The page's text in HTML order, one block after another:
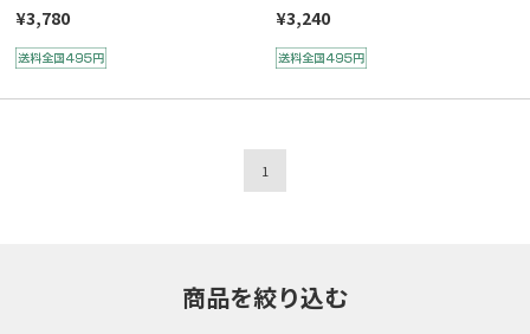
¥3,780 ¥3,240
1
商品を絞り込む